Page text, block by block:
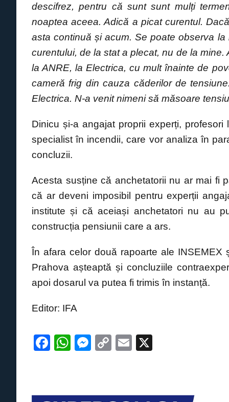
descifrez, pentru că sunt sunt mulți
noaptea aceea. Adică a picat curentul.
asta continuă și acum. Se poate observa
curentului, de la stat a plecat, nu de la
la ANRE, la Electrica, cu mult înainte de
cameră frig din cauza căderilor de
Electrica. N-a venit nimeni să măsoare
Dinicu și-a angajat proprii experți,
specialist în incendii, care vor analiza în
concluzii.
Acesta susține că anchetatorii nu ar mai fi
că ar deveni imposibil pentru experții
institute și că aceiași anchetatori nu au
construcția pensiunii care a ars.
În afara celor două rapoarte ale INSEMEX
Prahova așteaptă și concluziile
apoi dosarul va putea fi trimis în instanță.
Editor: IFA
F
e
W
s
M
e
C
y
E